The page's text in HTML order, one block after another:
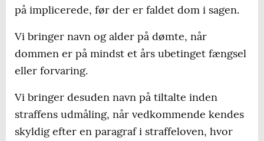
på implicerede, før der er faldet dom i sagen.
Vi bringer navn og alder på dømte, når
dommen er på mindst et års ubetinget fængsel
eller forvaring.
Vi bringer desuden navn på tiltalte inden
straffens udmåling, når vedkommende kendes
skyldig efter en paragraf i straffeloven, hvor